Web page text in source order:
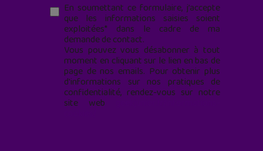
En soumettant ce formulaire, j’accepte
que les informations saisies soient
exploitées* dans le cadre de ma
demande de contact.
Vous pouvez vous désabonner à tout
moment en cliquant sur le lien en bas de
page de nos emails. Pour obtenir plus
d'informations sur nos pratiques de
confidentialité, rendez-vous sur notre
site web